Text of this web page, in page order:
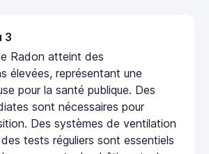
3
Radon atteint des
élevées, représentant une
pour la santé publique. Des
sont nécessaires pour
Des systèmes de ventilation
tests réguliers sont essentiels